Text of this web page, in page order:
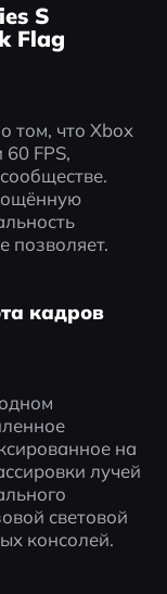
S
Flag
том, что Xbox
FPS,
позволяет.
кадров
на
лучей
световой
консолей.